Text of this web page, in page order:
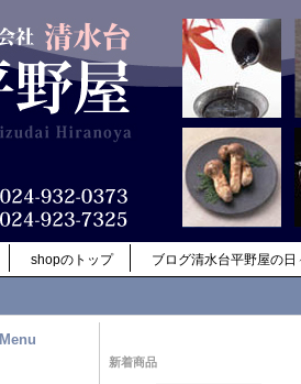
shopのトップ ブログ清水台平野屋の日
Menu
新着商品